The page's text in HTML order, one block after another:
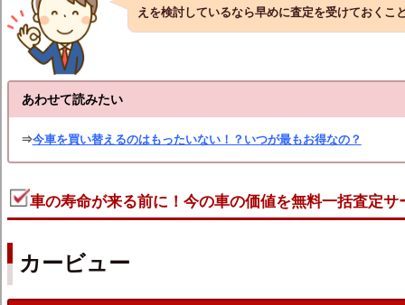
えを検討しているなら早めに査定を受けておくこ
あわせて読みたい
⇒今車を買い替えるのはもったいない！？いつが最もお得なの？
車の寿命が来る前に！今の車の価値を無料一括査定
カービュー